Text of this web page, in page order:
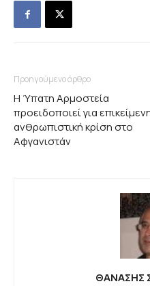
Προηγούμενο άρθρο
Η Ύπατη Αρμοστεία
προειδοποιεί για
ανθρωπιστική κρίση στο
Αφγανιστάν
ΘΑΝΑΣΗΣ